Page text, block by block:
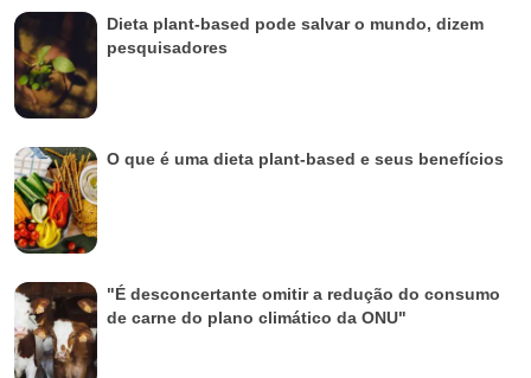
Dieta plant-based pode salvar o mundo, dizem
pesquisadores
O que é uma dieta plant-based e seus benefícios
"É desconcertante omitir a redução do consumo
de carne do plano climático da ONU"